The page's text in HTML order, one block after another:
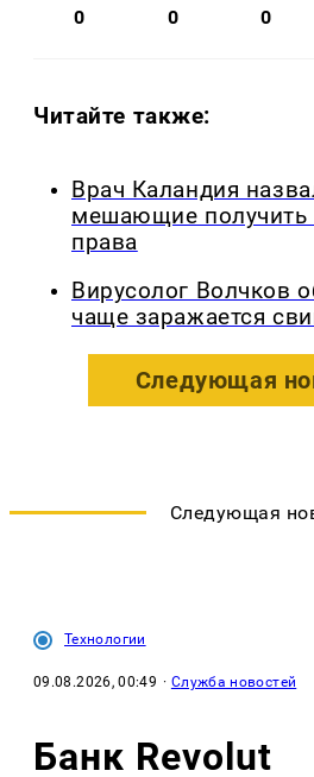
0 0 0
Читайте также:
Врач Каландия
мешающие получить
права
Вирусолог Волчков
чаще заражается
Следующая
Следующая
Технологии
09.08.2026, 00:49 · Служба новостей
Банк Revolut